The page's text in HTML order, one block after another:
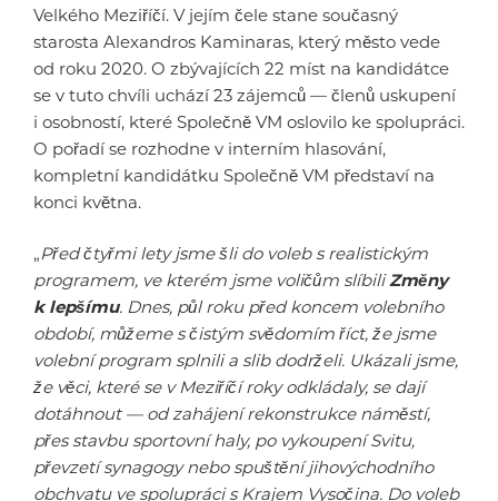
Velkého Meziříčí. V jejím čele stane současný
starosta Alexandros Kaminaras, který město vede
od roku 2020. O zbývajících 22 míst na kandidátce
se v tuto chvíli uchází 23 zájemců — členů uskupení
i osobností, které Společně VM oslovilo ke spolupráci.
O pořadí se rozhodne v interním hlasování,
kompletní kandidátku Společně VM představí na
konci května.
„Před čtyřmi lety jsme šli do voleb s realistickým
programem, ve kterém jsme voličům slíbiliZměny
k lepšímu. Dnes, půl roku před koncem volebního
období, můžeme s čistým svědomím říct, že jsme
volební program splnili a slib dodrželi. Ukázali jsme,
že věci, které se v Meziříčí roky odkládaly, se dají
dotáhnout — od zahájení rekonstrukce náměstí,
přes stavbu sportovní haly, po vykoupení Svitu,
převzetí synagogy nebo spuštění jihovýchodního
obchvatu ve spolupráci s Krajem Vysočina. Do voleb